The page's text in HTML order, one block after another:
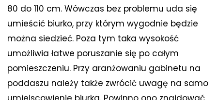
80 do 110 cm. Wówczas bez problemu uda się
umieścić biurko, przy którym wygodnie będzie
można siedzieć. Poza tym taka wysokość
umożliwia łatwe poruszanie się po całym
pomieszczeniu. Przy aranżowaniu gabinetu na
poddaszu należy także zwrócić uwagę na samo